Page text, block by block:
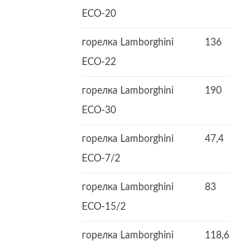
ECO-20
горелка Lamborghini
ECO-22
136
горелка Lamborghini
ECO-30
190
горелка Lamborghini
ECO-7/2
47,4
горелка Lamborghini
ECO-15/2
83
горелка Lamborghini
118,6